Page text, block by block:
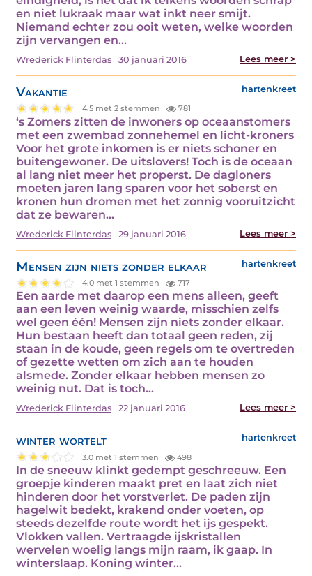
en niet lukraak maar wat inkt neer smijt.
Niemand echter zou ooit weten, welke woorden
zijn vervangen en…
Wrederick Flinterdas 30 januari 2016 Lees meer >
Vakantie hartenkreet
4.5 met 2 stemmen 781
‘s Zomers zitten de inwoners op oceaanstomers
met een zwembad zonnehemel en licht-kroners
Voor het grote inkomen is er niets schoner en
buitengewoner. De uitslovers! Toch is de oceaan
al lang niet meer het properst. De dagloners
moeten jaren lang sparen voor het soberst en
kronen hun dromen met het zonnig vooruitzicht
dat ze bewaren…
Wrederick Flinterdas 29 januari 2016 Lees meer >
Mensen zijn niets zonder elkaar hartenkreet
4.0 met 1 stemmen 717
Een aarde met daarop een mens alleen, geeft
aan een leven weinig waarde, misschien zelfs
wel geen één! Mensen zijn niets zonder elkaar.
Hun bestaan heeft dan totaal geen reden, zij
staan in de koude, geen regels om te overtreden
of gezette wetten om zich aan te houden
alsmede. Zonder elkaar hebben mensen zo
weinig nut. Dat is toch…
Wrederick Flinterdas 22 januari 2016 Lees meer >
winter wortelt hartenkreet
3.0 met 1 stemmen 498
In de sneeuw klinkt gedempt geschreeuw. Een
groepje kinderen maakt pret en laat zich niet
hinderen door het vorstverlet. De paden zijn
hagelwit bedekt, krakend onder voeten, op
steeds dezelfde route wordt het ijs gespekt.
Vlokken vallen. Vertraagde ijskristallen
wervelen woelig langs mijn raam, ik gaap. In
winterslaap. Koning winter…